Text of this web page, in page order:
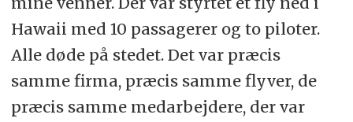
Hawaii med 10 passagerer og to piloter.
Alle døde på stedet. Det var præcis
samme firma, præcis samme flyver, de
præcis samme medarbejdere, der var